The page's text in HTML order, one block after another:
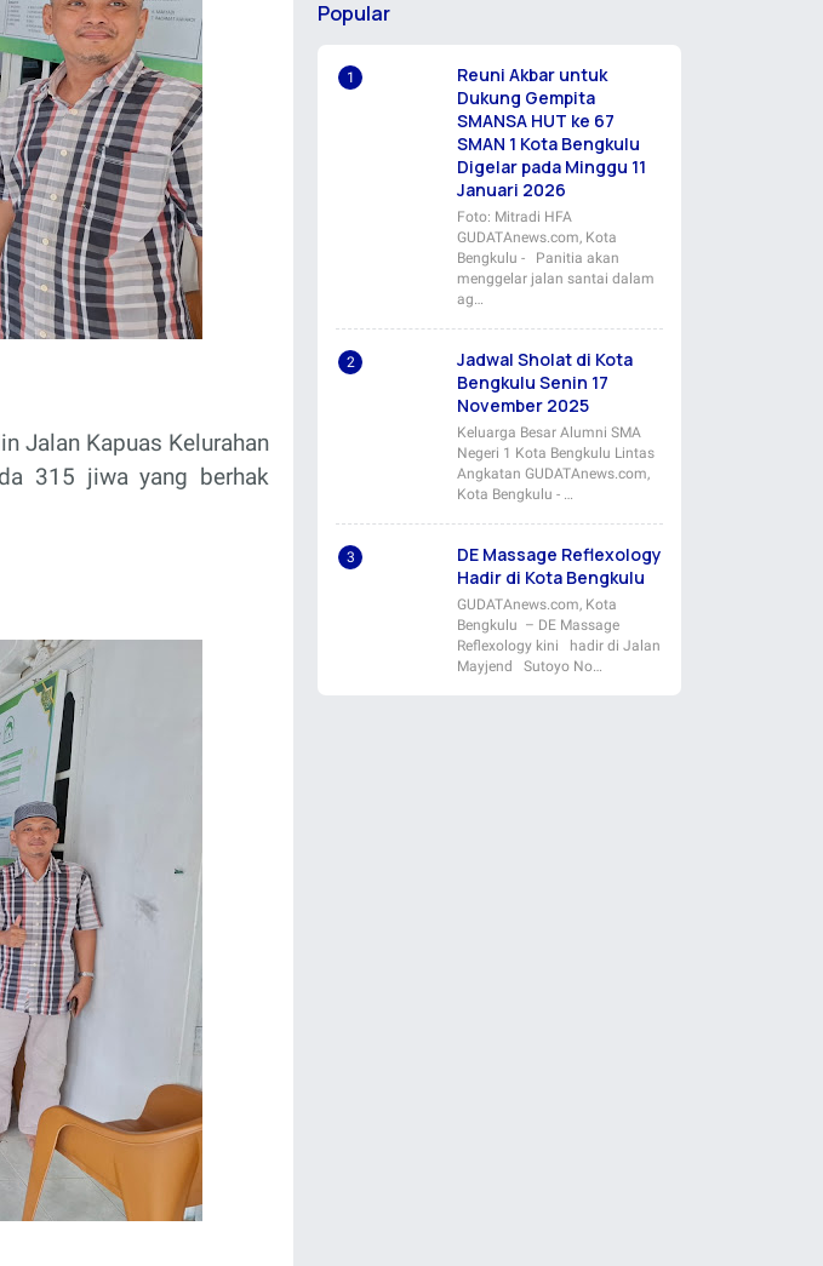
Jalan Kapuas Kelurahan
315 jiwa yang berhak
Popular
Reuni Akbar untuk
Dukung Gempita
SMANSA HUT ke 67
SMAN 1 Kota Bengkulu
Digelar pada Minggu 11
Januari 2026
Foto: Mitradi HFA
GUDATAnews.com, Kota
Bengkulu - Panitia akan
menggelar jalan santai dalam
ag…
Jadwal Sholat di Kota
Bengkulu Senin 17
November 2025
Keluarga Besar Alumni SMA
Negeri 1 Kota Bengkulu Lintas
Angkatan GUDATAnews.com,
Kota Bengkulu - …
DE Massage Reflexology
Hadir di Kota Bengkulu
GUDATAnews.com, Kota
Bengkulu – DE Massage
Reflexology kini hadir di Jalan
Mayjend Sutoyo No…